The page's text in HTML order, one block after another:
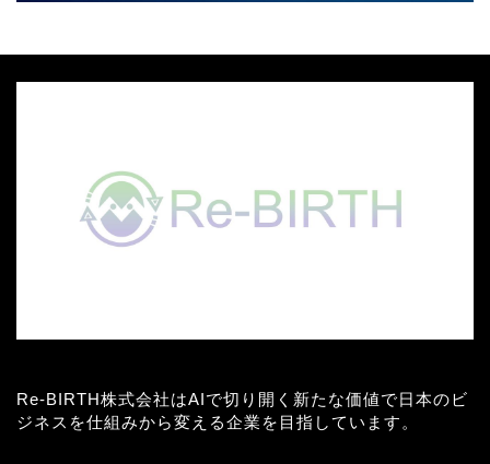
Re-BIRTH株式会社はAIで切り開く新たな価値で日本のビ
ジネスを仕組みから変える企業を目指しています。